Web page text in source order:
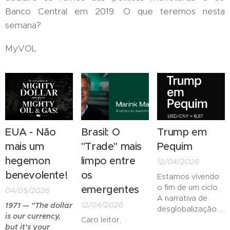
Banco Central em 2019. O que teremos nesta
semana?
MyVOL
EUA - Não
mais um
hegemon
benevolente!
04/05/2026
1971 — "The dollar
is our currency,
but it's your
Brasil: O
"Trade" mais
limpo entre
os
emergentes
12/04/2026
Caro leitor,
Trump em
Pequim
12/04/2026
Estamos vivendo
o fim de um ciclo.
A narrativa de
desglobalização e